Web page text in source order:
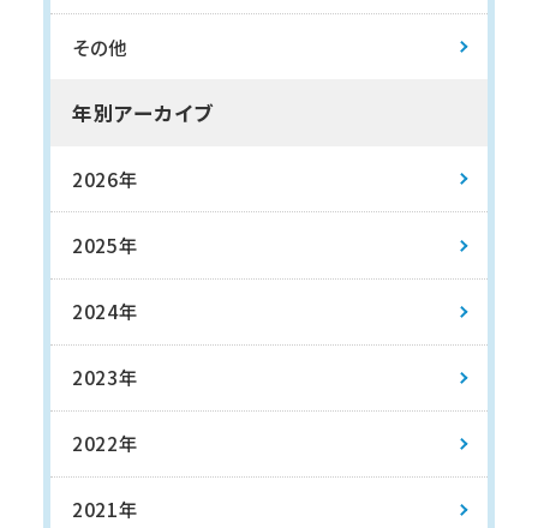
その他
年別アーカイブ
2026年
2025年
2024年
2023年
2022年
2021年